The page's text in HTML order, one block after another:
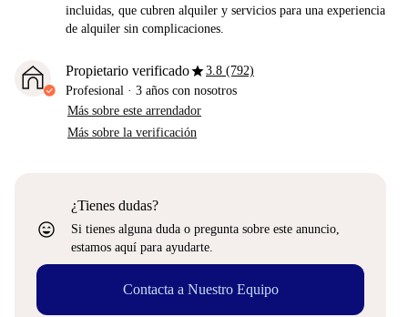
incluidas, que cubren alquiler y servicios para una experiencia
de alquiler sin complicaciones.
Propietario verificadostar3.8 (792)
Profesional · 3 años con nosotros
Más sobre este arrendador
Más sobre la verificación
sentiment_very_satisfied
¿Tienes dudas?
Si tienes alguna duda o pregunta sobre este anuncio,
estamos aquí para ayudarte.
Contacta a Nuestro Equipo